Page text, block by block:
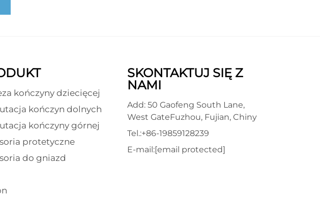
kończyny dziecięcej
kończyn dolnych
kończyny górnej
protetyczne
do gniazd
SKONTAKTUJ SIĘ Z
NAMI
Add: 50 Gaofeng South Lane,
West GateFuzhou, Fujian, Chiny
Tel.:+86-19859128239
E-mail:[email protected]